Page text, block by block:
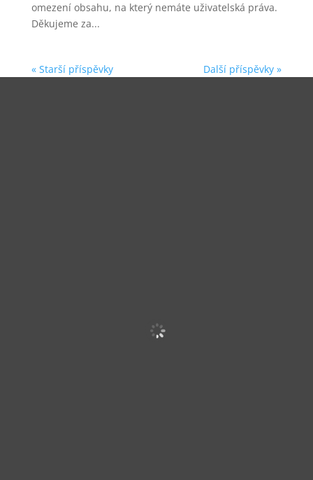
omezení obsahu, na který nemáte uživatelská práva.
Děkujeme za...
« Starší příspěvky Další příspěvky »